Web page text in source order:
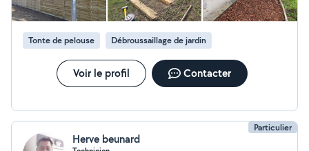
Tonte de pelouse Débroussaillage de jardin
Voir le profil Contacter
Particulier
Herve beunard